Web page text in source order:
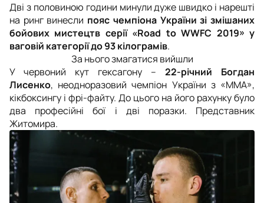
Дві з половиною години минули дуже швидко і нарешті
на ринг винесли пояс чемпіона України зі змішаних
бойових мистецтв серії «Road to WWFC 2019» у
ваговій категорії до 93 кілограмів.
За нього змагатися вийшли
У червоний кут гексагону – 22-річний Богдан
Лисенко, неодноразовий чемпіон України з «ММА»,
кікбоксингу і фрі-файту. До цього на його рахунку було
два професійні бої і дві поразки. Представник
Житомира.